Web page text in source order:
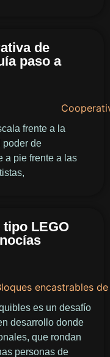
de
paso a
frente a la
poder de
a pie frente a las
LEGO
es un desafío
desarrollo donde
que rondan
personas de